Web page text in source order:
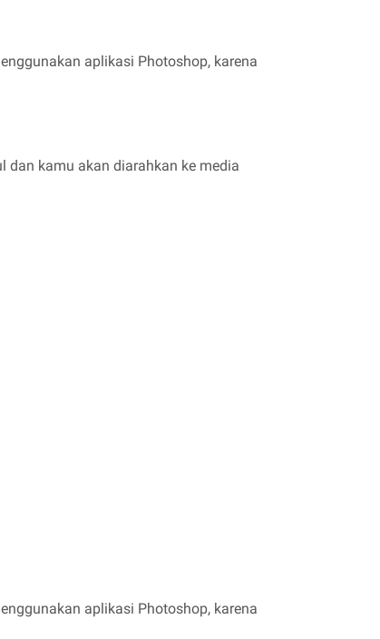
aplikasi Photoshop, karena
dan kamu akan diarahkan ke media
aplikasi Photoshop, karena